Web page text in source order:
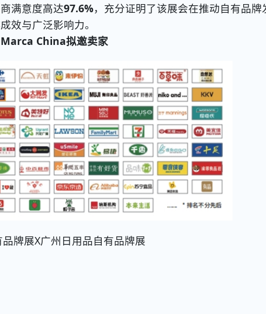
满意度高达97.6%，充分证明了该展会在推动自有品牌
效与广泛影响力。
Marca China拟邀卖家
牌展X广州日用品自有品牌展